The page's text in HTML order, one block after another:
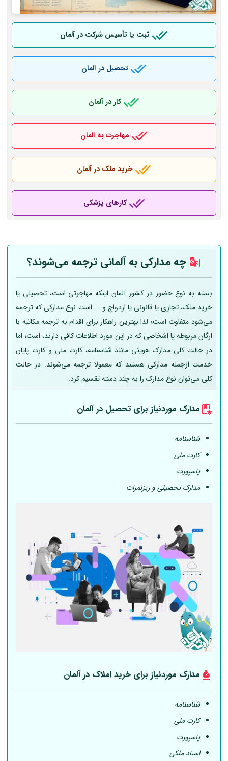
ثبت یا تأسیس شرکت در آلمان
تحصیل در آلمان
کار در آلمان
مهاجرت به آلمان
خرید ملک در آلمان
کارهای پزشکی
چه مدارکی بهآلمانی ترجمه می‌شوند؟
بسته به نوع حضور در کشور آلمان اینکه مهاجرتی است، تحصیلی یا
خرید ملک، تجاری یا قانونی یا ازدواج و ... است نوع مدارکی که ترجمه
می‌شود متفاوت است؛ لذا بهترین راهکار برای اقدام به ترجمه مکاتبه با
ارگان مربوطه یا اشخاصی که در این مورد اطلاعات کافی دارند، است؛ اما
در حالت کلی مدارک هویتی مانند شناسنامه، کارت ملی و کارت پایان
خدمت ازجمله مدارکی هستند که معمولا ترجمه می‌شوند. در حالت
کلی می‌توان نوع مدارک را به چند دسته تقسیم کرد.
مدارک موردنیاز برای تحصیل درآلمان
شناسنامه
کارت ملی
پاسپورت
مدارک تحصیلی و ریزنمرات
مدارک موردنیاز برای خرید املاک درآلمان
شناسنامه
کارت ملی
پاسپورت
اسناد ملکی